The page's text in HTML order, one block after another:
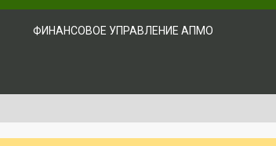
ФИНАНСОВОЕ УПРАВЛЕНИЕ АПМО